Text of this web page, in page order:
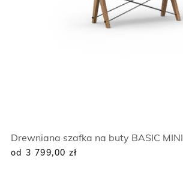
Drewniana szafka na buty BASIC MINI
od 3 799,00 zł